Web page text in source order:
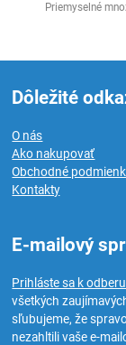
Priemyselné
Dôležité
O nás
Ako nakupovať
Obchodné
Kontakty
E-mailový
Prihláste sa k
všetkých
sľubujeme, že
nezahltili vaše e-